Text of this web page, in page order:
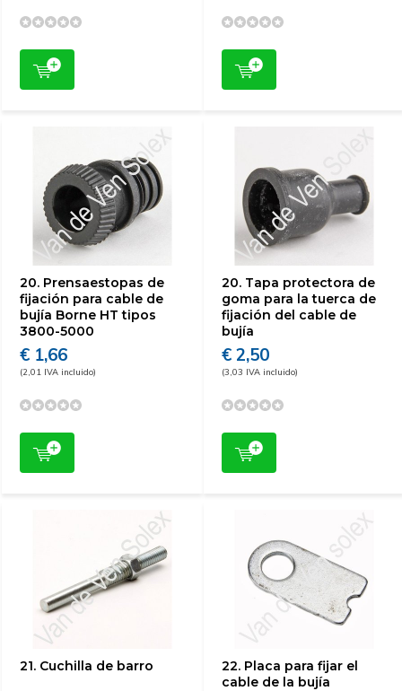
20. Prensaestopas de
fijación para cable de
bujía Borne HT tipos
3800-5000
€ 1,66
(2,01 IVA incluido)
20. Tapa protectora de
goma para la tuerca de
fijación del cable de
bujía
€ 2,50
(3,03 IVA incluido)
21. Cuchilla de barro
22. Placa para fijar el
cable de la bujía